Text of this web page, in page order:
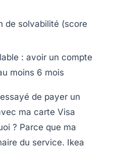
de solvabilité (score
: avoir un compte
moins 6 mois
de payer un
ma carte Visa
? Parce que ma
du service. Ikea